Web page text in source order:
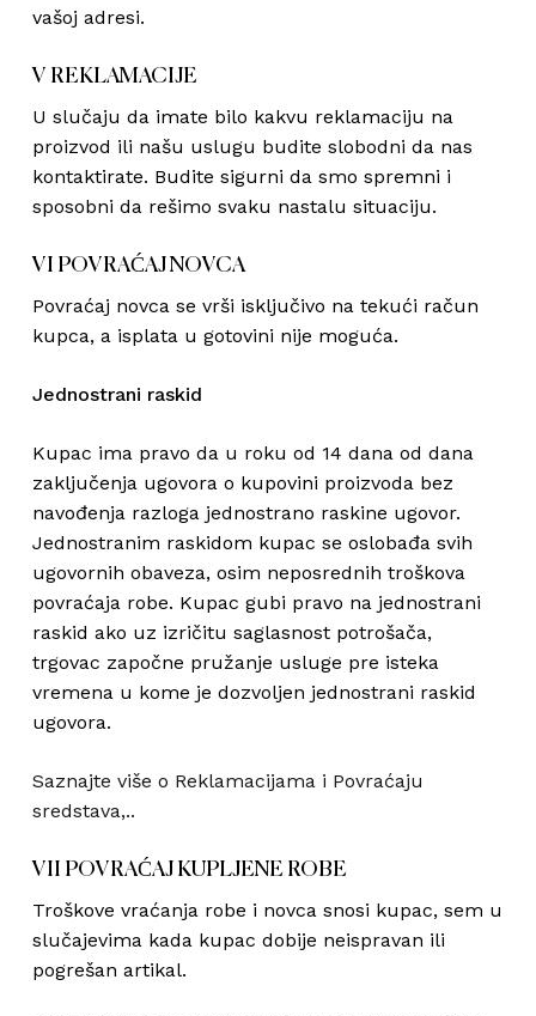
vašoj adresi.
V REKLAMACIJE
U slučaju da imate bilo kakvu reklamaciju na
proizvod ili našu uslugu budite slobodni da nas
kontaktirate. Budite sigurni da smo spremni i
sposobni da rešimo svaku nastalu situaciju.
VI POVRAĆAJ NOVCA
Povraćaj novca se vrši isključivo na tekući račun
kupca, a isplata u gotovini nije moguća.
Jednostrani raskid
Kupac ima pravo da u roku od 14 dana od dana
zaključenja ugovora o kupovini proizvoda bez
navođenja razloga jednostrano raskine ugovor.
Jednostranim raskidom kupac se oslobađa svih
ugovornih obaveza, osim neposrednih troškova
povraćaja robe. Kupac gubi pravo na jednostrani
raskid ako uz izričitu saglasnost potrošača,
trgovac započne pružanje usluge pre isteka
vremena u kome je dozvoljen jednostrani raskid
ugovora.
Saznajte više o Reklamacijama i Povraćaju
sredstava,..
VII POVRAĆAJ KUPLJENE ROBE
Troškove vraćanja robe i novca snosi kupac, sem u
slučajevima kada kupac dobije neispravan ili
pogrešan artikal.